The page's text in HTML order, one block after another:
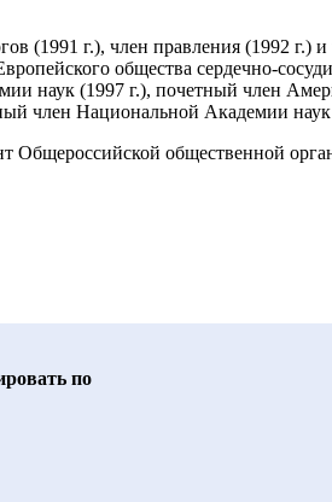
(1991 г.), член правления (1992 г.)
общества сердечно-
наук (1997 г.), почетный член
Национальной Академии наук
Общероссийской общественной
по